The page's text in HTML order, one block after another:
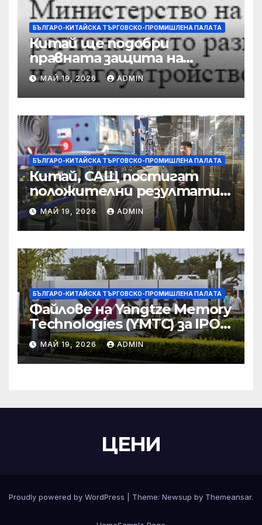
БЪЛГАРО-КИТАЙСКА ТЪРГОВСКО-ПРОМИШЛЕНА ПАЛAТА
Китай ще подобри
правната защита на
предприятията, ще се
съсредоточи върху
борбата с
корпоративната
престъпност
МАЙ 19, 2026 ADMIN
БЪЛГАРО-КИТАЙСКА ТЪРГОВСКО-ПРОМИШЛЕНА ПАЛAТА
Китай, САЩ постигат
положителни резултати в
икономическите и
търговски консултации:
министерство
МАЙ 19, 2026 ADMIN
БЪЛГАРО-КИТАЙСКА ТЪРГОВСКО-ПРОМИШЛЕНА ПАЛAТА
Файлове на Yangtze Memory
Technologies (YMTC) за IPO
на STAR Market
МАЙ 19, 2026 ADMIN
ЦЕНИ
Proudly powered by WordPress Theme: Newsup by Themeansar.